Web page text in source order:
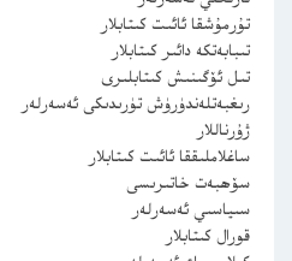
تۇرمۇشقا ئائىت كىتابلار
تىبابەتكە دائىر كىتابلار
تىل ئۆگىنىش كىتابلىرى
رىغبەتلەندۈرۈش تۈرىدىكى ئەسەرلەر
ژۇرناللار
ساغلاملىققا ئائىت كىتابلار
سۆھبەت خاتىرىسى
سىياسىي ئەسەرلەر
قورال كىتابلار